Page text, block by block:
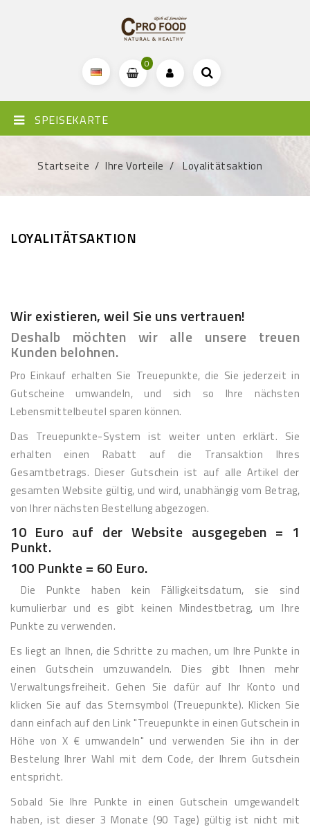
0
SPEISEKARTE
Startseite Ihre Vorteile Loyalitätsaktion
LOYALITÄTSAKTION
Wir existieren, weil Sie uns vertrauen!
Deshalb möchten wir alle unsere treuen
Kunden belohnen.
Pro Einkauf erhalten Sie Treuepunkte, die Sie jederzeit in
Gutscheine umwandeln, und sich so Ihre nächsten
Lebensmittelbeutel sparen können.
Das Treuepunkte-System ist weiter unten erklärt. Sie
erhalten einen Rabatt auf die Transaktion Ihres
Gesamtbetrags. Dieser Gutschein ist auf alle Artikel der
gesamten Website gültig, und wird, unabhängig vom Betrag,
von Ihrer nächsten Bestellung abgezogen.
10 Euro auf der Website ausgegeben = 1
Punkt.
100 Punkte = 60 Euro.
Die Punkte haben kein Fälligkeitsdatum, sie sind
kumulierbar und es gibt keinen Mindestbetrag, um Ihre
Punkte zu verwenden.
Es liegt an Ihnen, die Schritte zu machen, um Ihre Punkte in
einen Gutschein umzuwandeln. Dies gibt Ihnen mehr
Verwaltungsfreiheit. Gehen Sie dafür auf Ihr Konto und
klicken Sie auf das Sternsymbol (Treuepunkte). Klicken Sie
dann einfach auf den Link "Treuepunkte in einen Gutschein in
Höhe von X € umwandeln" und verwenden Sie ihn in der
Bestelung Ihrer Wahl mit dem Code, der Ihrem Gutschein
entspricht.
Sobald Sie Ihre Punkte in einen Gutschein umgewandelt
haben, ist dieser 3 Monate (90 Tage) gültig ist nicht mit